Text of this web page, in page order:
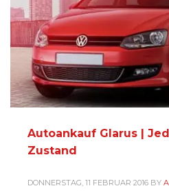
Autoankauf Glarus |
Zustand
DONNERSTAG, 11 FEBRUAR 2016 BY